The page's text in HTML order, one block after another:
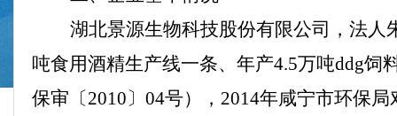
湖北景源生物科技股份有限公司，法人
吨食用酒精生产线一条、年产4.5万吨ddg饲
保审〔2010〕 04号）， 2014年咸宁市环保局